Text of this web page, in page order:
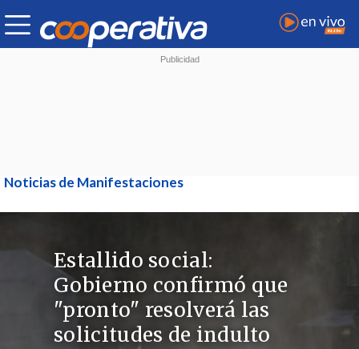
Noticias de Manifestaciones
Estallido social:
Gobierno confirmó que
"pronto" resolverá las
solicitudes de indulto